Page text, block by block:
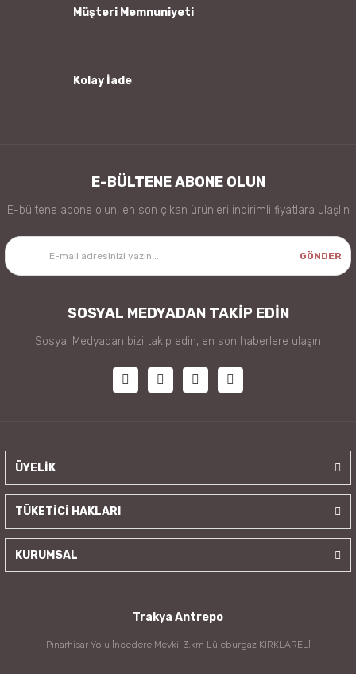
Müşteri Memnuniyeti
Kolay İade
E-BÜLTENE ABONE OLUN
E-bültene abone olun, en son çıkan ürünleri indirimli fiyatlara ulaşlın
GÖNDER
SOSYAL MEDYADAN TAKİP EDİN
Sosyal Medyadan bizi takip edin, en son haberlere ulaşın
ÜYELİK
TÜKETİCİ HAKLARI
KURUMSAL
Trakya Antrepo
Pınarhisar Yolu İncedere Mevkii 3.km Lüleburgaz KIRKLARELİ